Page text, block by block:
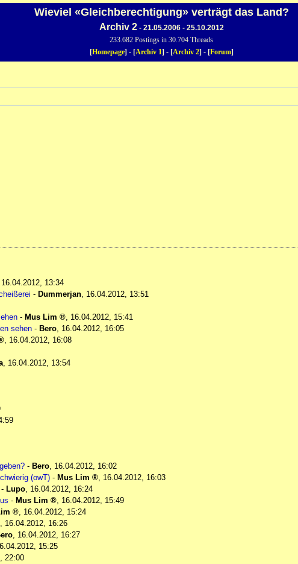
Wieviel «Gleichberechtigung» verträgt das Land?
Archiv 2- 21.05.2006 - 25.10.2012
233.682 Postings in 30.704 Threads
[Homepage] - [Archiv 1] - [Archiv 2] - [Forum]
16.04.2012, 13:34
- Dummerjan, 16.04.2012, 13:51
- Mus Lim , 16.04.2012, 15:41
sehen - Bero, 16.04.2012, 16:05
, 16.04.2012, 16:08
, 16.04.2012, 13:54
- Bero, 16.04.2012, 16:02
(owT) - Mus Lim , 16.04.2012, 16:03
- Lupo, 16.04.2012, 16:24
- Mus Lim , 16.04.2012, 15:49
, 16.04.2012, 15:24
, 16.04.2012, 16:26
, 16.04.2012, 16:27
15:25
22:00